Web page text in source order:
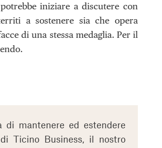
iniziare a discutere con
a sostenere sia che opera
di una stessa medaglia. Per il
mantenere ed estendere
Ticino Business, il nostro